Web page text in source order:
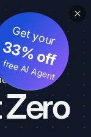
Get your
33% off
AI Agent